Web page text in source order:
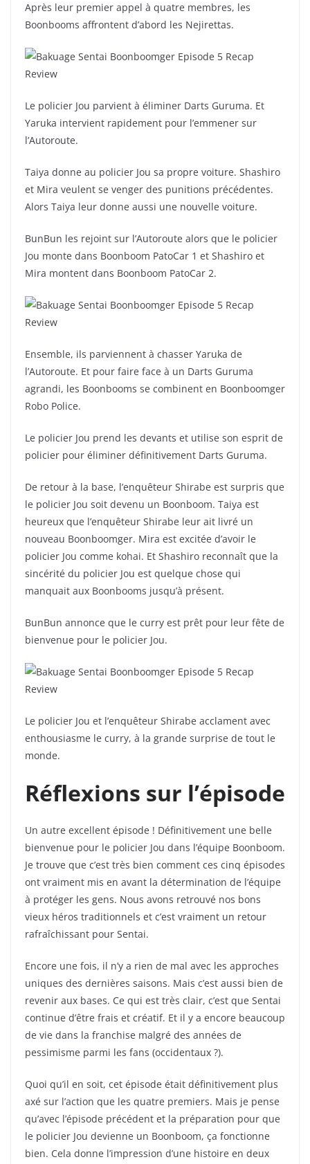
Après leur premier appel à quatre membres, les
Boonbooms affrontent d’abord les Nejirettas.
Le policier Jou parvient à éliminer Darts Guruma. Et
Yaruka intervient rapidement pour l’emmener sur
l’Autoroute.
Taiya donne au policier Jou sa propre voiture. Shashiro
et Mira veulent se venger des punitions précédentes.
Alors Taiya leur donne aussi une nouvelle voiture.
BunBun les rejoint sur l’Autoroute alors que le policier
Jou monte dans Boonboom PatoCar 1 et Shashiro et
Mira montent dans Boonboom PatoCar 2.
Ensemble, ils parviennent à chasser Yaruka de
l’Autoroute. Et pour faire face à un Darts Guruma
agrandi, les Boonbooms se combinent en Boonboomger
Robo Police.
Le policier Jou prend les devants et utilise son esprit de
policier pour éliminer définitivement Darts Guruma.
De retour à la base, l’enquêteur Shirabe est surpris que
le policier Jou soit devenu un Boonboom. Taiya est
heureux que l’enquêteur Shirabe leur ait livré un
nouveau Boonboomger. Mira est excitée d’avoir le
policier Jou comme kohai. Et Shashiro reconnaît que la
sincérité du policier Jou est quelque chose qui
manquait aux Boonbooms jusqu’à présent.
BunBun annonce que le curry est prêt pour leur fête de
bienvenue pour le policier Jou.
Le policier Jou et l’enquêteur Shirabe acclament avec
enthousiasme le curry, à la grande surprise de tout le
monde.
Réflexions sur l’épisode
Un autre excellent épisode ! Définitivement une belle
bienvenue pour le policier Jou dans l’équipe Boonboom.
Je trouve que c’est très bien comment ces cinq épisodes
ont vraiment mis en avant la détermination de l’équipe
à protéger les gens. Nous avons retrouvé nos bons
vieux héros traditionnels et c’est vraiment un retour
rafraîchissant pour Sentai.
Encore une fois, il n’y a rien de mal avec les approches
uniques des dernières saisons. Mais c’est aussi bien de
revenir aux bases. Ce qui est très clair, c’est que Sentai
continue d’être frais et créatif. Et il y a encore beaucoup
de vie dans la franchise malgré des années de
pessimisme parmi les fans (occidentaux ?).
Quoi qu’il en soit, cet épisode était définitivement plus
axé sur l’action que les quatre premiers. Mais je pense
qu’avec l’épisode précédent et la préparation pour que
le policier Jou devienne un Boonboom, ça fonctionne
bien. Cela donne l’impression d’une histoire en deux